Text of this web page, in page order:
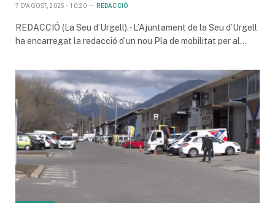
7 D'AGOST, 2025 - 10:20 REDACCIÓ
REDACCIÓ (La Seu d’Urgell).- L’Ajuntament de la Seu d’Urgell
ha encarregat la redacció d’un nou Pla de mobilitat per al…